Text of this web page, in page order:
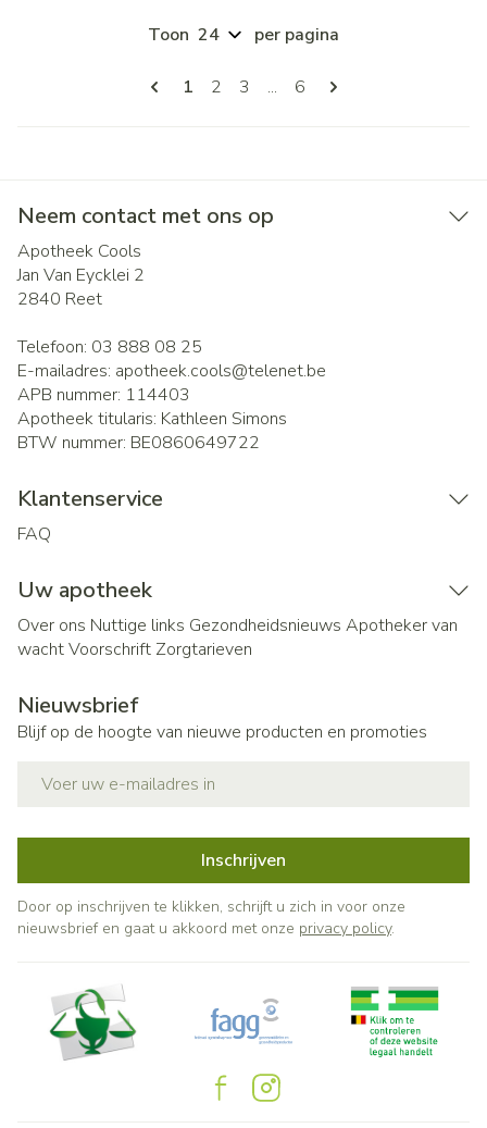
Pagina's
U lees momenteel pagina
1 Pagina
2 Pagina
3 ... Pagina
6
Toon per pagina
Neem contact met ons op
Apotheek Cools
Jan Van Eycklei 2
2840 Reet
Telefoon: 03 888 08 25
E-mailadres: apotheek.cools@telenet.be
APB nummer: 114403
Apotheek titularis: Kathleen Simons
BTW nummer: BE0860649722
Klantenservice
FAQ
Uw apotheek
Over ons Nuttige links Gezondheidsnieuws Apotheker van
wachtVoorschrift Zorgtarieven
Nieuwsbrief
Blijf op de hoogte van nieuwe producten en promoties
Inschrijven
Door op inschrijven te klikken, schrijft u zich in voor onze
nieuwsbrief en gaat u akkoord met onze privacy policy.